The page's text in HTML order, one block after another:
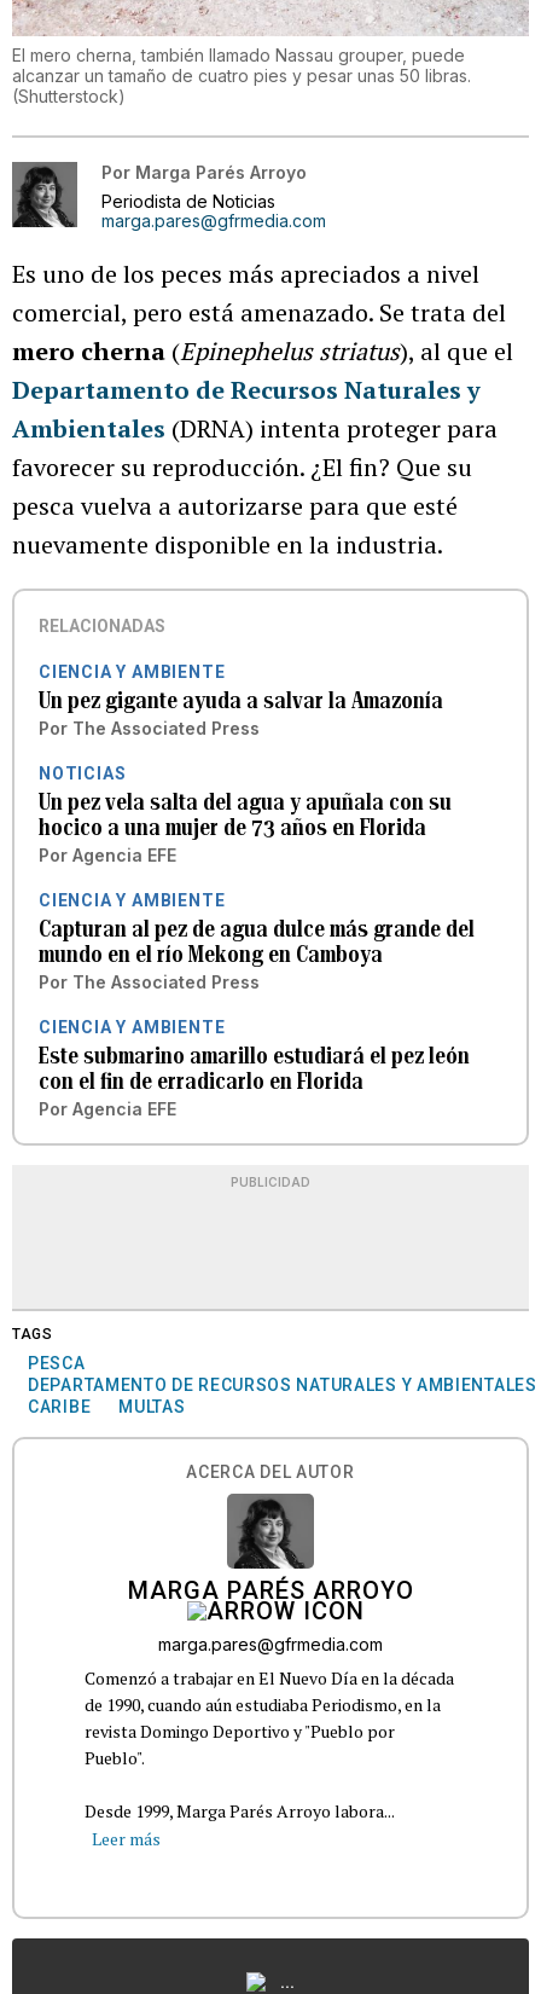
El mero cherna, también llamado Nassau grouper, puede
alcanzar un tamaño de cuatro pies y pesar unas 50 libras.
(Shutterstock)
Por Marga Parés Arroyo
Periodista de Noticias
marga.pares@gfrmedia.com
Es uno de los peces más apreciados a nivel
comercial, pero está amenazado. Se trata del
mero cherna (Epinephelus striatus), al que el
Departamento de Recursos Naturales y
Ambientales (DRNA) intenta proteger para
favorecer su reproducción. ¿El fin? Que su
pesca vuelva a autorizarse para que esté
nuevamente disponible en la industria.
RELACIONADAS
CIENCIA Y AMBIENTE
Un pez gigante ayuda a salvar la Amazonía
Por The Associated Press
NOTICIAS
Un pez vela salta del agua y apuñala con su
hocico a una mujer de 73 años en Florida
Por Agencia EFE
CIENCIA Y AMBIENTE
Capturan al pez de agua dulce más grande del
mundo en el río Mekong en Camboya
Por The Associated Press
CIENCIA Y AMBIENTE
Este submarino amarillo estudiará el pez león
con el fin de erradicarlo en Florida
Por Agencia EFE
PUBLICIDAD
TAGS
PESCA
DEPARTAMENTO DE RECURSOS NATURALES Y AMBIENTALES
CARIBE
MULTAS
ACERCA DEL AUTOR
MARGA PARÉS ARROYO
marga.pares@gfrmedia.com
Comenzó a trabajar en El Nuevo Día en la década
de 1990, cuando aún estudiaba Periodismo, en la
revista Domingo Deportivo y "Pueblo por
Pueblo".
Desde 1999, Marga Parés Arroyo labora...
Leer más
...